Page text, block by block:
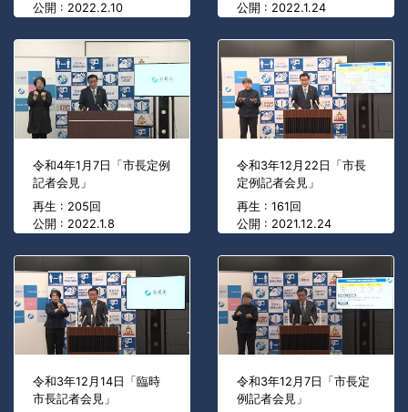
公開 : 2022.2.10
公開 : 2022.1.24
令和4年1月7日「市長定例
記者会見」
再生 : 205回
公開 : 2022.1.8
令和3年12月22日「市長
定例記者会見」
再生 : 161回
公開 : 2021.12.24
令和3年12月14日「臨時
市長記者会見」
令和3年12月7日「市長定
例記者会見」